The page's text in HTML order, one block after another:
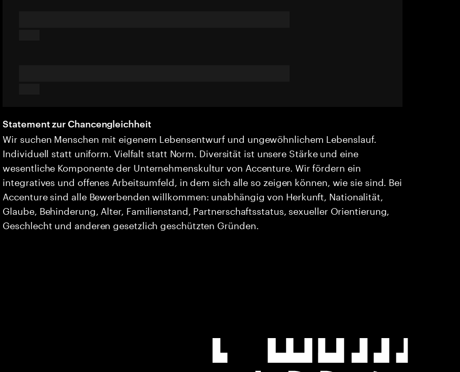
Statement zur Chancengleichheit
Wir suchen Menschen mit eigenem Lebensentwurf und ungewöhnlichem Lebenslauf.
Individuell statt uniform. Vielfalt statt Norm. Diversität ist unsere Stärke und eine
wesentliche Komponente der Unternehmenskultur von Accenture. Wir fördern ein
integratives und offenes Arbeitsumfeld, in dem sich alle so zeigen können, wie sie sind. Bei
Accenture sind alle Bewerbenden willkommen: unabhängig von Herkunft, Nationalität,
Glaube, Behinderung, Alter, Familienstand, Partnerschaftsstatus, sexueller Orientierung,
Geschlecht und anderen gesetzlich geschützten Gründen.